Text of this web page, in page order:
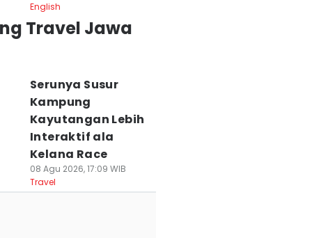
English
Travel Jawa
Serunya Susur
Kampung
Kayutangan Lebih
Interaktif ala
Kelana Race
08 Agu 2026, 17:09 WIB
Travel